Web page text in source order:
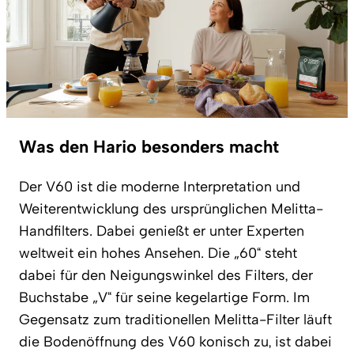
Was den Hario besonders macht
Der V60 ist die moderne Interpretation und
Weiterentwicklung des ursprünglichen Melitta-
Handfilters. Dabei genießt er unter Experten
weltweit ein hohes Ansehen. Die „60“ steht
dabei für den Neigungswinkel des Filters, der
Buchstabe „V“ für seine kegelartige Form. Im
Gegensatz zum traditionellen Melitta-Filter läuft
die Bodenöffnung des V60 konisch zu, ist dabei